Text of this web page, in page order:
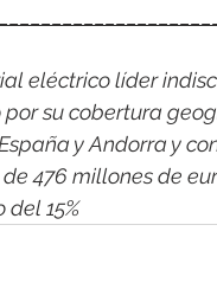
eléctrico líder
su cobertura
y Andorra y
476 millones de
15%